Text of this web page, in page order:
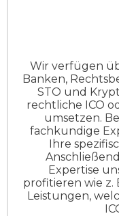
Wir verfügen
Banken,
STO und
rechtliche ICO
umsetzen.
fachkundige
Ihre
Expertise
profitieren wie z.
Leistungen,